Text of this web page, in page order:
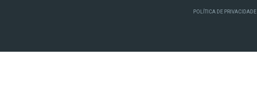
POLÍTICA DE PRIVACIDADE